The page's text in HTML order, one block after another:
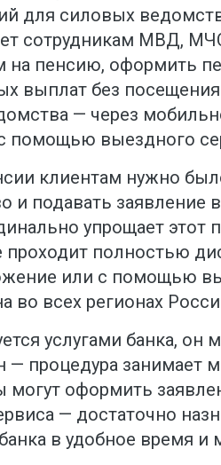
для силовых
сотрудникам МВД,
пенсию, оформить
выплат без посещения
— через
помощью выездного
клиентам нужно
и подавать заявление
упрощает этот
полностью
или с помощью
во всех регионах
услугами банка, он
процедура занимает
оформить
— достаточно
в удобное время и